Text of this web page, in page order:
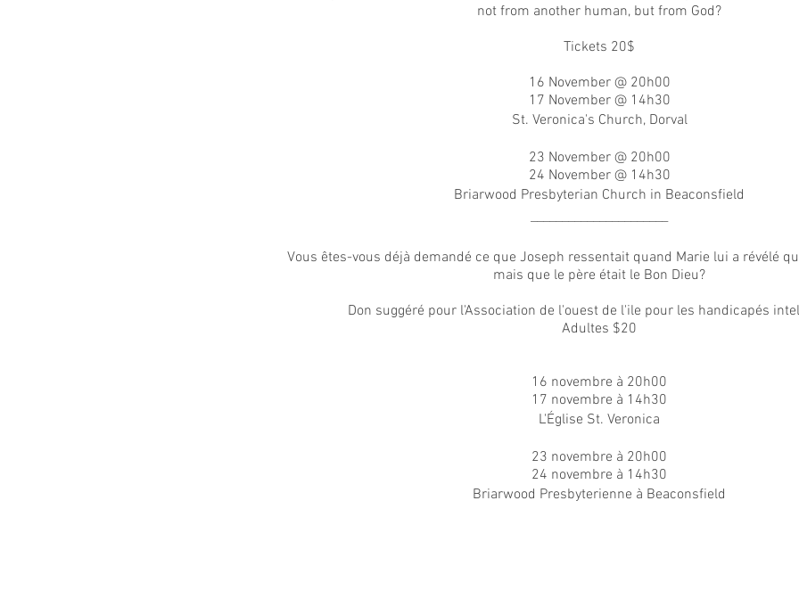
not from another human, but from God?
Tickets 20$
16 November @ 20h00
17 November @ 14h30
St. Veronica's Church, Dorval
23 November @ 20h00
24 November @ 14h30
Briarwood Presbyterian Church in Beaconsfield
______________________
Vous êtes-vous déjà demandé ce que Joseph ressentait quand Marie lui a révélé
mais que le père était le Bon Dieu?
Don suggéré pour l'Association de l'ouest de l'ile pour les handicapés
Adultes $20
16 novembre à 20h00
17 novembre à 14h30
L'Église St. Veronica
23 novembre à 20h00
24 novembre à 14h30
Briarwood Presbyterienne à Beaconsfield